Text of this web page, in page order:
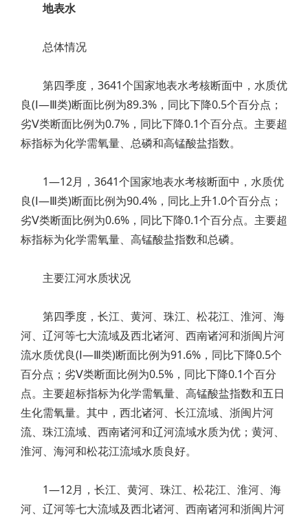
地表水
总体情况
第四季度，3641个国家地表水考核断面中，水质优
良(Ⅰ—Ⅲ类)断面比例为89.3%，同比下降0.5个百分点；
劣Ⅴ类断面比例为0.7%，同比下降0.1个百分点。主要超
标指标为化学需氧量、总磷和高锰酸盐指数。
1—12月，3641个国家地表水考核断面中，水质优
良(Ⅰ—Ⅲ类)断面比例为90.4%，同比上升1.0个百分点；
劣Ⅴ类断面比例为0.6%，同比下降0.1个百分点。主要超
标指标为化学需氧量、高锰酸盐指数和总磷。
主要江河水质状况
第四季度，长江、黄河、珠江、松花江、淮河、海
河、辽河等七大流域及西北诸河、西南诸河和浙闽片河
流水质优良(Ⅰ—Ⅲ类)断面比例为91.6%，同比下降0.5个
百分点；劣Ⅴ类断面比例为0.5%，同比下降0.1个百分
点。主要超标指标为化学需氧量、高锰酸盐指数和五日
生化需氧量。其中，西北诸河、长江流域、浙闽片河
流、珠江流域、西南诸河和辽河流域水质为优；黄河、
淮河、海河和松花江流域水质良好。
​1—12月，长江、黄河、珠江、松花江、淮河、海
河、辽河等七大流域及西北诸河、西南诸河和浙闽片河